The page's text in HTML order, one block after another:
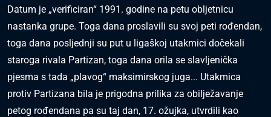
Datum je „verificiran“ 1991. godine na petu obljetnicu
nastanka grupe. Toga dana proslavili su svoj peti rođendan,
toga dana posljednji su put u ligaškoj utakmici dočekali
staroga rivala Partizan, toga dana orila se slavljenička
pjesma s tada „plavog“ maksimirskog juga... Utakmica
protiv Partizana bila je prigodna prilika za obilježavanje
petog rođendana pa su taj dan, 17. ožujka, utvrdili kao